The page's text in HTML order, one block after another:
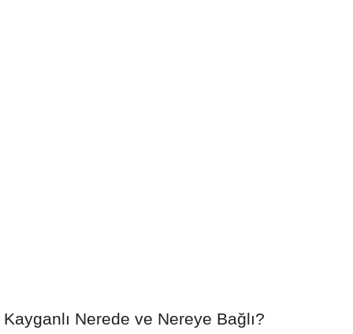
Kayganlı Nerede ve Nereye Bağlı?